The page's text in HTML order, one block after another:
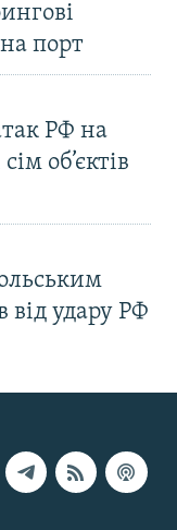
порт
РФ на
об’єктів
від удару РФ